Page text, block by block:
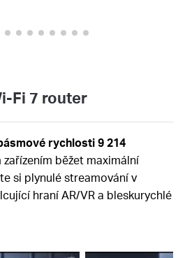
Fi 7 router
rychlosti 9 214
běžet maximální
si plynulé streamování v
hraní AR/VR a bleskurychlé
dalším funkcím, které Wi-Fi 7